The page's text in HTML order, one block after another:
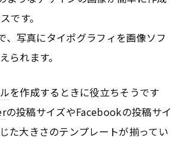
です。
、写真にタイポグラフィを画像ソフ
られます。
を作成するときに役立ちそうです
の投稿サイズやFacebookの投稿サイ
た大きさのテンプレートが揃ってい